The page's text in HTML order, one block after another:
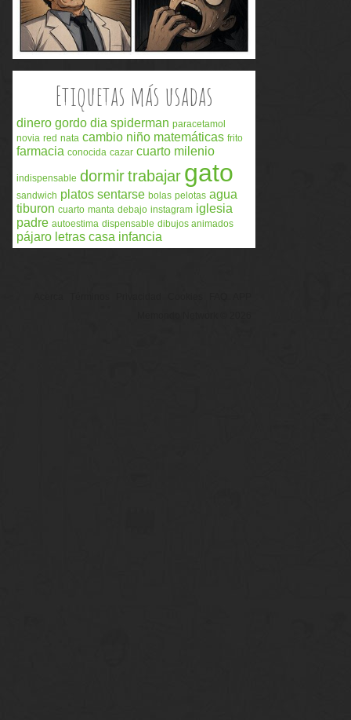
Etiquetas más usadas
dinero gordo dia spiderman paracetamol
novia red nata cambio niño matemáticas frito
farmacia conocida cazar cuarto milenio
indispensable dormirtrabajar gato
sandwich platos sentarse bolas pelotas agua
tiburon cuarto manta debajo instagram iglesia
padre autoestima dispensable dibujos animados
pájaro letras casa infancia